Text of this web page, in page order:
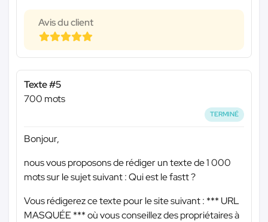
Avis du client
Texte #5
700 mots
TERMINÉ
Bonjour,
nous vous proposons de rédiger un texte de 1 000
mots sur le sujet suivant : Qui est le fastt ?
Vous rédigerez ce texte pour le site suivant : *** URL
MASQUÉE ***où vous conseillez des propriétaires à